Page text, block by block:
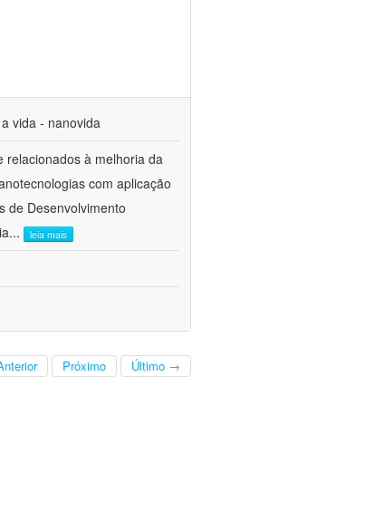
vida - nanovida
relacionados à melhoria da
com aplicação
de Desenvolvimento
... leia mais
Próximo Último →